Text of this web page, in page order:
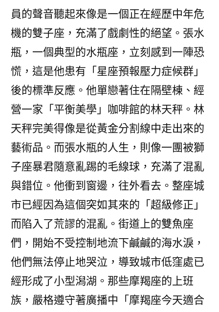
員的聲音聽起來像是一個正在經歷中年危
機的雙子座，充滿了戲劇性的絕望。張水
瓶，一個典型的水瓶座，立刻感到一陣恐
慌，這是他患有「星座預報壓力症候群」
後的標準反應。他單戀著住在隔壁棟、經
營一家「平衡美學」咖啡館的林天秤。林
天秤完美得像是從黃金分割線中走出來的
藝術品。而張水瓶的人生，則像一團被獅
子座暴君隨意亂踢的毛線球，充滿了混亂
與錯位。他衝到窗邊，往外看去。整座城
市已經因為這個突如其來的「超級修正」
而陷入了荒謬的混亂。街道上的雙魚座
們，開始不受控制地流下鹹鹹的海水淚，
他們無法停止地哭泣，導致城市低窪處已
經形成了小型潟湖。那些摩羯座的上班
族，嚴格遵守著廣播中「摩羯座今天適合